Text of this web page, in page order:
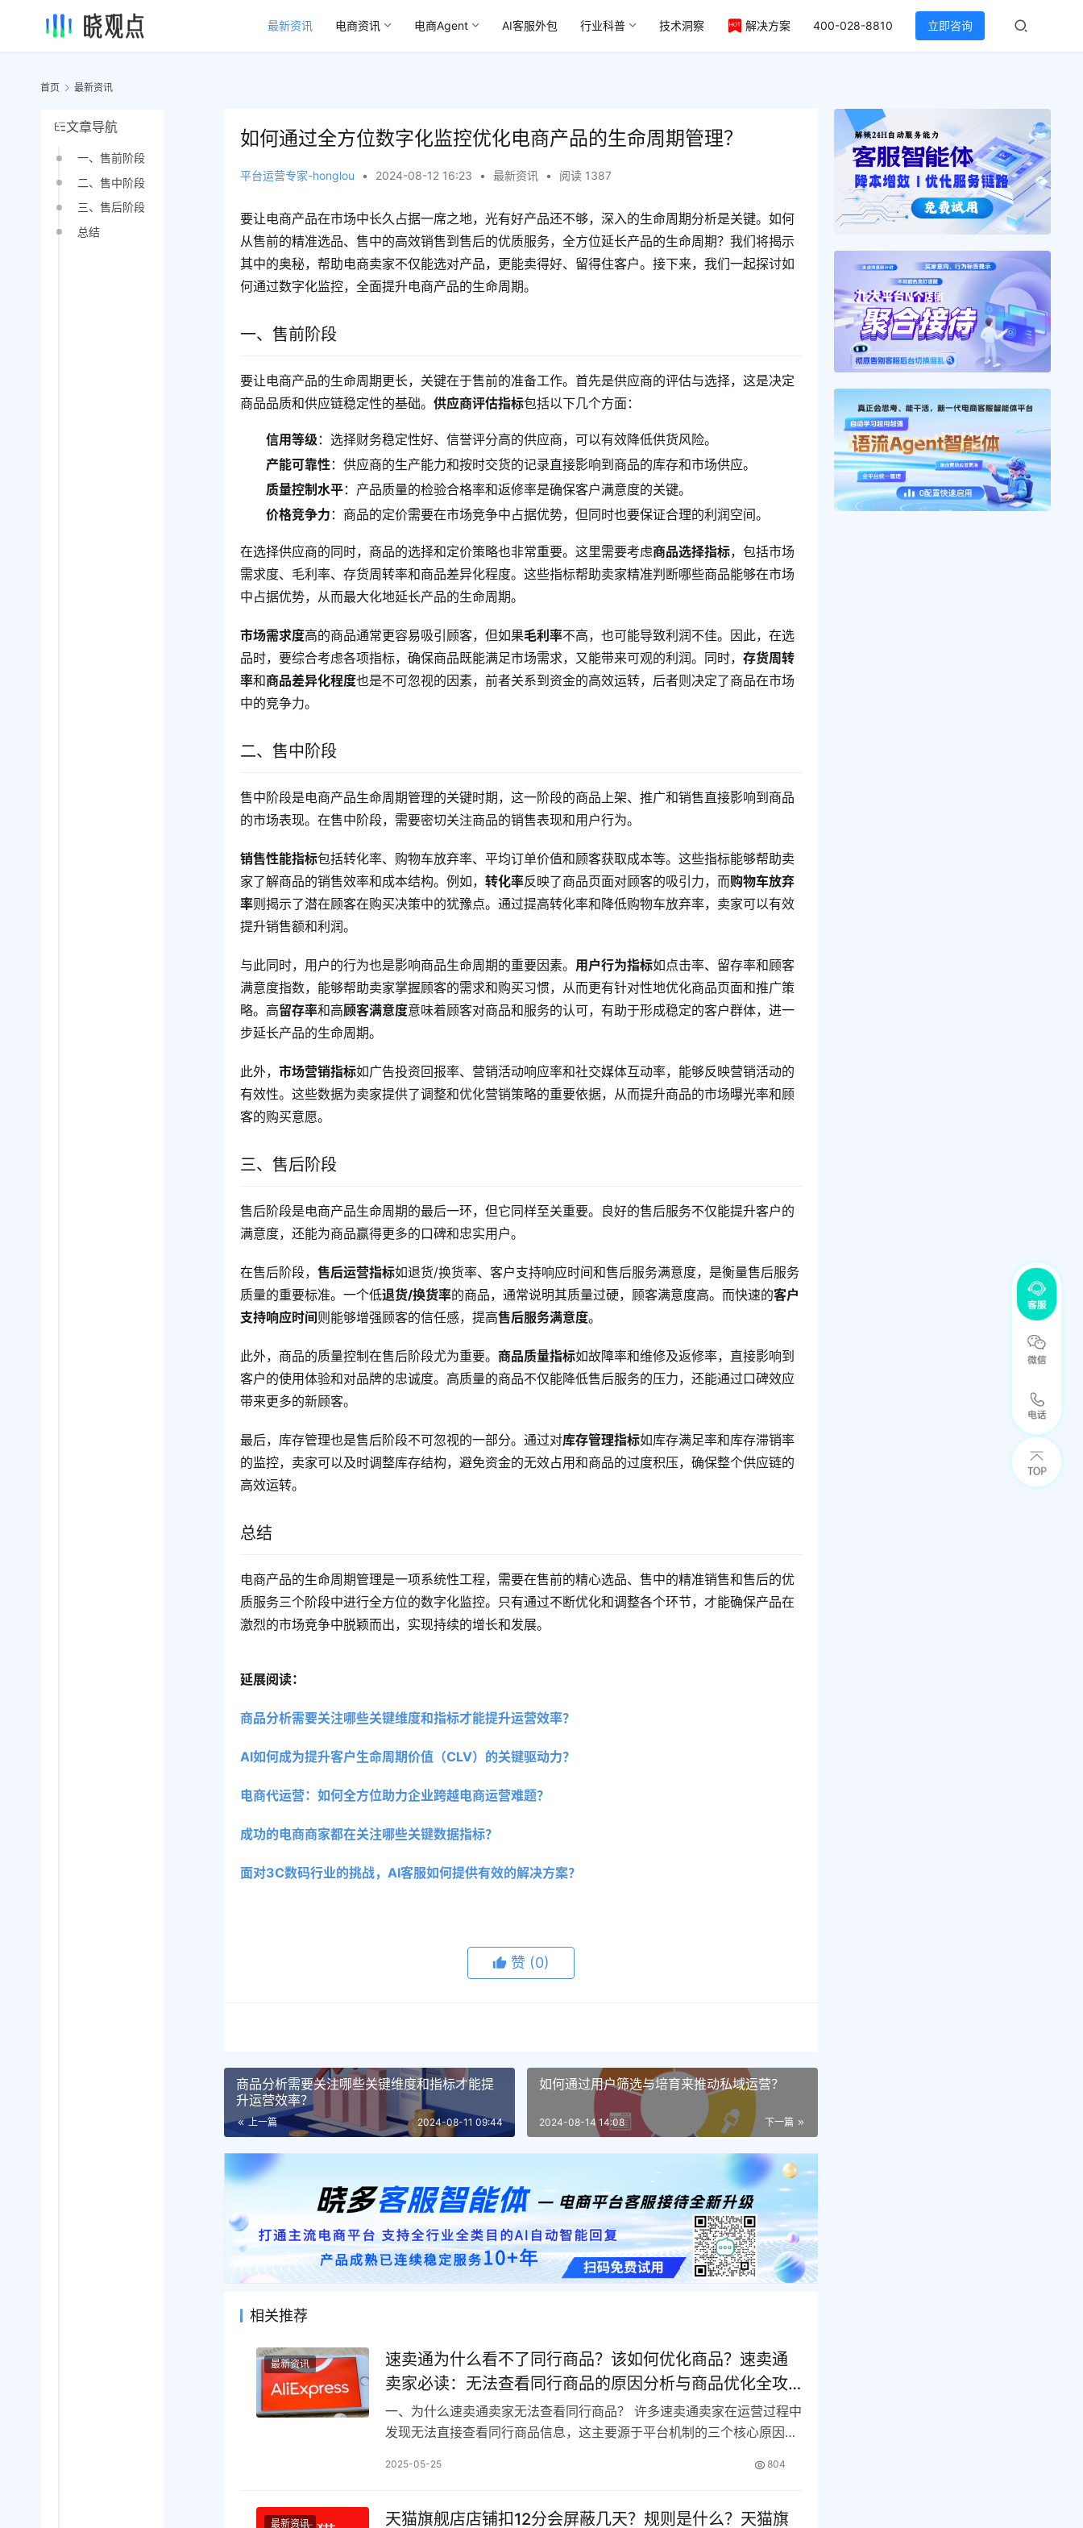
最新资讯 电商资讯 电商Agent AI客服外包 行业科普 技术洞察 解决方案 400-028-8810 立即咨询
首页 最新资讯
文章导航
一、售前阶段
二、售中阶段
三、售后阶段
总结
如何通过全方位数字化监控优化电商产品的生命周期管理？
平台运营专家-honglou • 2024-08-12 16:23 • 最新资讯 • 阅读 1387
要让电商产品在市场中长久占据一席之地，光有好产品还不够，深入的生命周期分析是关键。如何
从售前的精准选品、售中的高效销售到售后的优质服务，全方位延长产品的生命周期？我们将揭示
其中的奥秘，帮助电商卖家不仅能选对产品，更能卖得好、留得住客户。接下来，我们一起探讨如
何通过数字化监控，全面提升电商产品的生命周期。
一、售前阶段
要让电商产品的生命周期更长，关键在于售前的准备工作。首先是供应商的评估与选择，这是决定
商品品质和供应链稳定性的基础。供应商评估指标包括以下几个方面：
信用等级 ：选择财务稳定性好、信誉评分高的供应商，可以有效降低供货风险。
产能可靠性：供应商的生产能力和按时交货的记录直接影响到商品的库存和市场供应。
质量控制水平：产品质量的检验合格率和返修率是确保客户满意度的关键。
价格竞争力 ：商品的定价需要在市场竞争中占据优势，但同时也要保证合理的利润空间。
在选择供应商的同时，商品的选择和定价策略也非常重要。这里需要考虑商品选择指标，包括市场
需求度、毛利率、存货周转率和商品差异化程度。这些指标帮助卖家精准判断哪些商品能够在市场
中占据优势，从而最大化地延长产品的生命周期。
市场需求度高的商品通常更容易吸引顾客，但如果毛利率不高，也可能导致利润不佳。因此，在选
品时，要综合考虑各项指标，确保商品既能满足市场需求，又能带来可观的利润。同时，存货周转
率和商品差异化程度也是不可忽视的因素，前者关系到资金的高效运转，后者则决定了商品在市场
中的竞争力。
二、售中阶段
售中阶段是电商产品生命周期管理的关键时期，这一阶段的商品上架、推广和销售直接影响到商品
的市场表现。在售中阶段，需要密切关注商品的销售表现和用户行为。
销售性能指标包括转化率、购物车放弃率、平均订单价值和顾客获取成本等。这些指标能够帮助卖
家了解商品的销售效率和成本结构。例如，转化率反映了商品页面对顾客的吸引力，而购物车放弃
率则揭示了潜在顾客在购买决策中的犹豫点。通过提高转化率和降低购物车放弃率，卖家可以有效
提升销售额和利润。
与此同时，用户的行为也是影响商品生命周期的重要因素。 用户行为指标如点击率、留存率和顾客
满意度指数，能够帮助卖家掌握顾客的需求和购买习惯，从而更有针对性地优化商品页面和推广策
略。高留存率和高顾客满意度意味着顾客对商品和服务的认可，有助于形成稳定的客户群体，进一
步延长产品的生命周期。
此外，市场营销指标如广告投资回报率、营销活动响应率和社交媒体互动率，能够反映营销活动的
有效性。这些数据为卖家提供了调整和优化营销策略的重要依据，从而提升商品的市场曝光率和顾
客的购买意愿。
三、售后阶段
售后阶段是电商产品生命周期的最后一环，但它同样至关重要。良好的售后服务不仅能提升客户的
满意度，还能为商品赢得更多的口碑和忠实用户。
在售后阶段，售后运营指标如退货/换货率、客户支持响应时间和售后服务满意度，是衡量售后服务
质量的重要标准。一个低退货/换货率的商品，通常说明其质量过硬，顾客满意度高。而快速的客户
支持响应时间 则能够增强顾客的信任感，提高售后服务满意度。
此外，商品的质量控制在售后阶段尤为重要。商品质量指标如故障率和维修及返修率，直接影响到
客户的使用体验和对品牌的忠诚度。高质量的商品不仅能降低售后服务的压力，还能通过口碑效应
带来更多的新顾客。
最后，库存管理也是售后阶段不可忽视的一部分。通过对库存管理指标如库存满足率和库存滞销率
的监控，卖家可以及时调整库存结构，避免资金的无效占用和商品的过度积压，确保整个供应链的
高效运转。
总结
电商产品的生命周期管理是一项系统性工程，需要在售前的精心选品、售中的精准销售和售后的优
质服务三个阶段中进行全方位的数字化监控。只有通过不断优化和调整各个环节，才能确保产品在
激烈的市场竞争中脱颖而出，实现持续的增长和发展。
延展阅读：
商品分析需要关注哪些关键维度和指标才能提升运营效率？
AI如何成为提升客户生命周期价值（CLV）的关键驱动力？
电商代运营：如何全方位助力企业跨越电商运营难题？
成功的电商商家都在关注哪些关键数据指标？
面对3C数码行业的挑战，AI客服如何提供有效的解决方案？
赞 (0)
商品分析需要关注哪些关键维度和指标才能提
升运营效率？
上一篇 2024-08-11 09:44
如何通过用户筛选与培育来推动私域运营？
下一篇
2024-08-14 14:08
相关推荐
最新资讯
速卖通为什么看不了同行商品？该如何优化商品？速卖通
卖家必读：无法查看同行商品的原因分析与商品优化全攻
略
一、为什么速卖通卖家无法查看同行商品？ 许多速卖通卖家在运营过程中
发现无法直接查看同行商品信息，这主要源于平台机制的三个核心原因：
2025-05-25 804
最新资讯 天猫旗舰店店铺扣12分会屏蔽几天？规则是什么？天猫旗